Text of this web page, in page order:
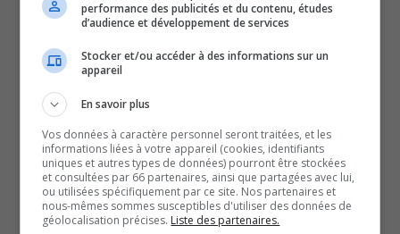
Québec dès le 14 août, Richard Leblanc du
Regroupement des gestionnaires et copropriétaires
du Québec explique les changements concrets à
venir. Au cœur de ce nouveau règlement : la
fonds de prévoyance mieux encadré et une
attestation détaillée à fournir lors d’une vente. Une
entrevue qui fait le point sur les impacts pour les
copropriétaires, les risques de hausse des frais et
performance des publicités et du contenu, études
d’audience et développement de services
Stocker et/ou accéder à des informations sur un
appareil
En savoir plus
Vos données à caractère personnel seront traitées, et les
informations liées à votre appareil (cookies, identifiants
uniques et autres types de données) pourront être stockées
et consultées par 66 partenaires, ainsi que partagées avec lui,
ou utilisées spécifiquement par ce site. Nos partenaires et
nous-mêmes sommes susceptibles d'utiliser des données de
géolocalisation précises. Liste des partenaires.